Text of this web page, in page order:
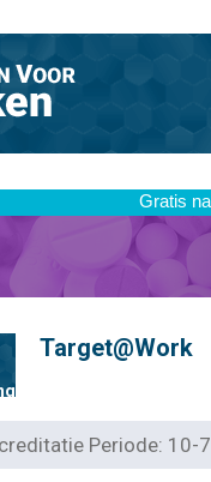
Target@Work
Periode: